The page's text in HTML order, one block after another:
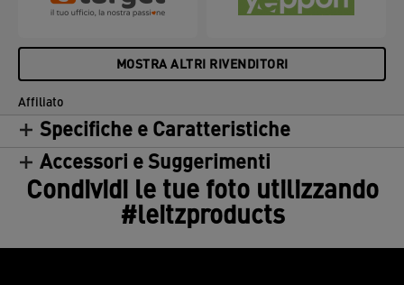
MOSTRA ALTRI RIVENDITORI
Affiliato
Specifiche e Caratteristiche
Accessori e Suggerimenti
Condividi le tue foto utilizzando
#leitzproducts